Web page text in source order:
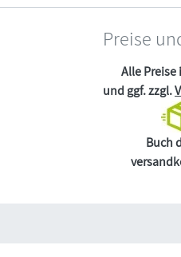
Preise
Alle Preise
und ggf. zzgl.
Buch